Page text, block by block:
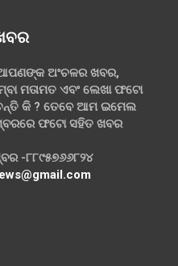
ଅଂଚଳର ଖବର,
ମତାମତ ଏବଂ ଲେଖା ଫଟୋ
କି ? ତେବେ ଆମ ଇମେଲ
ଫଟୋ ସହିତ ଖବର
-୮୮୯୫୭୬୬୮୨୪